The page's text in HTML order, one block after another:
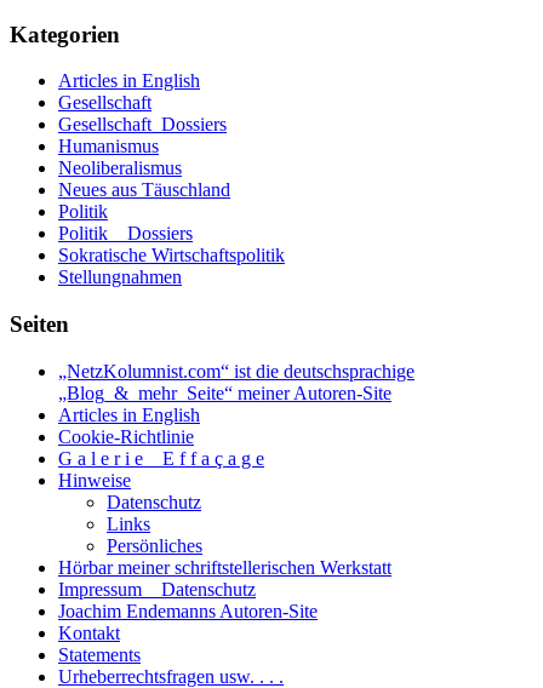
Kategorien
Articles in English
Gesellschaft
Gesellschaft_Dossiers
Humanismus
Neoliberalismus
Neues aus Täuschland
Politik
Politik _ Dossiers
Sokratische Wirtschaftspolitik
Stellungnahmen
Seiten
„NetzKolumnist.com“ ist die deutschsprachige
„Blog_&_mehr_Seite“ meiner Autoren-Site
Articles in English
Cookie-Richtlinie
G a l e r i e _ E f f a ç a g e
Hinweise
Datenschutz
Links
Persönliches
Hörbar meiner schriftstellerischen Werkstatt
Impressum _ Datenschutz
Joachim Endemanns Autoren-Site
Kontakt
Statements
Urheberrechtsfragen usw. . . .